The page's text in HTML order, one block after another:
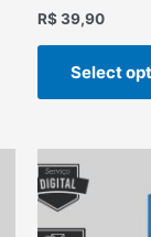
R$39,90
Select